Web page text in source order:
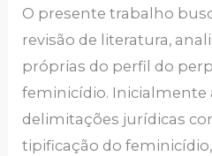
O presente trabalho
revisão de literatura,
próprias do perfil do
feminicídio. Inicialmente
delimitações jurídicas
tipificação do